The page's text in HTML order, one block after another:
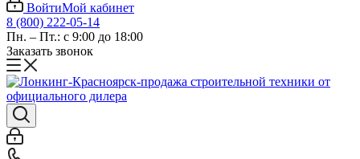
ВойтиМой кабинет
8 (800) 222-05-14
Пн. – Пт.: с 9:00 до 18:00
Заказать звонок